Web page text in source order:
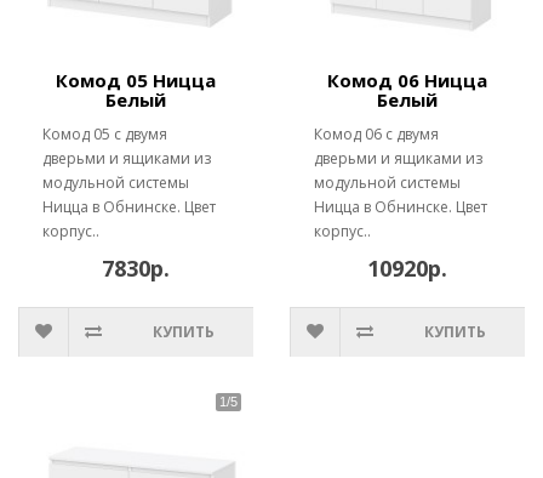
Комод 05 Ницца
Белый
Комод 05 с двумя
дверьми и ящиками из
модульной системы
Ницца в Обнинске. Цвет
корпус..
7830р.
КУПИТЬ
Комод 06 Ницца
Белый
Комод 06 с двумя
дверьми и ящиками из
модульной системы
Ницца в Обнинске. Цвет
корпус..
10920р.
КУПИТЬ